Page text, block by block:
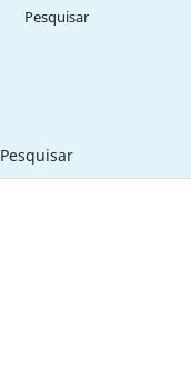
Pesquisar
Pesquisar